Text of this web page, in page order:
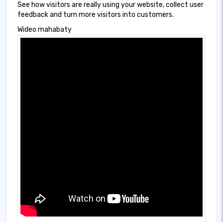
See how visitors are really using your website, collect user
feedback and turn more visitors into customers.
Wideo mahabaty